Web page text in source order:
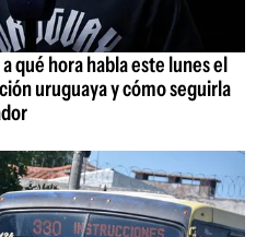
qué hora habla este lunes el
uruguaya y cómo seguirla